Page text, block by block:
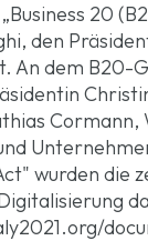
20
den
dem B20-
wurden die